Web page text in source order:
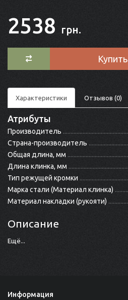
2538 грн.
Купить
Характеристики Отзывов (0)
Атрибуты
Производитель
Страна-производитель
Общая длина, мм
Длина клинка, мм
Тип режущей кромки
Марка стали (Материал клинка)
Материал накладки (рукояти)
Описание
Ещё...
Информация